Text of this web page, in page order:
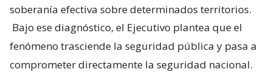
soberanía efectiva sobre determinados territorios.
Bajo ese diagnóstico, el Ejecutivo plantea que el
fenómeno trasciende la seguridad pública y pasa a
comprometer directamente la seguridad nacional.